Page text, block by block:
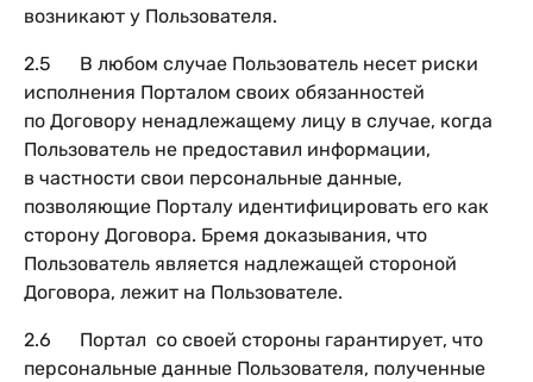
возникают у Пользователя.
2.5 В любом случае Пользователь несет риски
исполнения Порталом своих обязанностей
по Договору ненадлежащему лицу в случае, когда
Пользователь не предоставил информации,
в частности свои персональные данные,
позволяющие Порталу идентифицировать его как
сторону Договора. Бремя доказывания, что
Пользователь является надлежащей стороной
Договора, лежит на Пользователе.
2.6 Портал со своей стороны гарантирует, что
персональные данные Пользователя, полученные